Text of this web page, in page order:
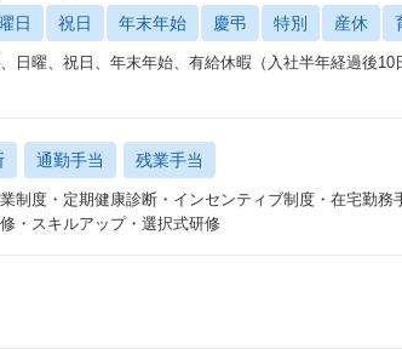
タッフ
的に就業
は、難易度の高いPJTをお任せしたり、
や育成・立上案件の支援に携わっていただくようにな
ただくと、雇用期間の定めのない社員（無期雇用）へ
4ヵ月目 ※研修期間後
3年目
応じて上がっていきます。
日 祝日 年末年始 慶弔 特別 産休
日曜、祝日、年末年始、有給休暇（入社半年経過後10
通勤手当 残業手当
業制度・定期健康診断・インセンティブ制度・在宅勤
・スキルアップ・選択式研修